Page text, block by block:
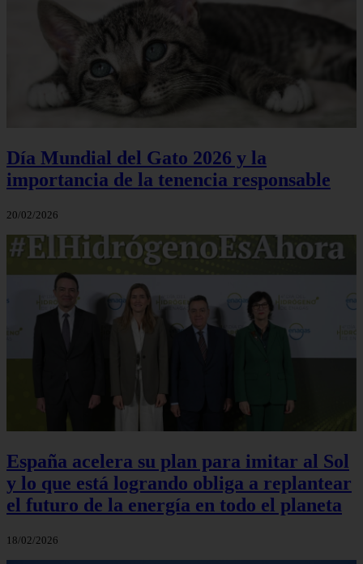
Día Mundial del Gato 2026 y la
importancia de la tenencia responsable
20/02/2026
España acelera su plan para imitar al Sol
y lo que está logrando obliga a replantear
el futuro de la energía en todo el planeta
18/02/2026